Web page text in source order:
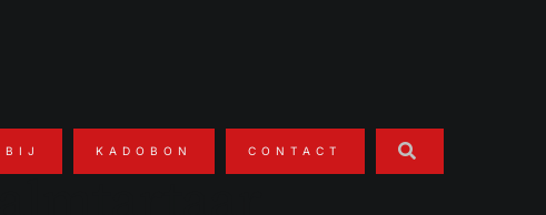
BIJ KADOBON CONTACT